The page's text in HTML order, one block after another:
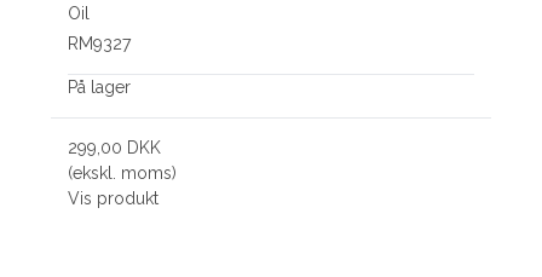
Oil
RM9327
På lager
299,00 DKK
(ekskl. moms)
Vis produkt